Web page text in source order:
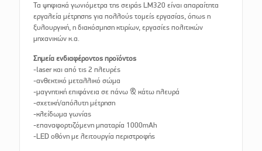
Τα ψηφιακά γωνιόμετρα της σειράς LM320 είναι απαραίτητα
εργαλεία μέτρησης για πολλούς τομείς εργασίας, όπως η
ξυλουργική, η διακόσμηση κτιρίων, εργασίες πολιτικών
μηχανικών κ.α.
Σημεία ενδιαφέροντος προϊόντος
-laser και από τις 2 πλευρές
-ανθεκτικό μεταλλικό σώμα
-μαγνητική επιφάνεια σε πάνω & κάτω πλευρά
-σχετική/απόλυτη μέτρηση
-κλείδωμα γωνίας
-επαναφορτιζόμενη μπαταρία 1000mAh
-LED οθόνη με λειτουργία περιστροφής